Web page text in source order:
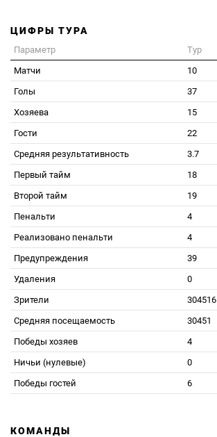
ЦИФРЫ ТУРА
Параметр Тур
Матчи
10
Голы
37
Хозяева
15
Гости
22
Средняя результативность
3.7
Первый тайм
18
Второй тайм
19
Пенальти
4
Реализовано пенальти
4
Предупреждения
39
Удаления
0
Зрители
304516
Средняя посещаемость
30451
Победы хозяев
4
Ничьи (нулевые)
0
Победы гостей
6
КОМАНДЫ